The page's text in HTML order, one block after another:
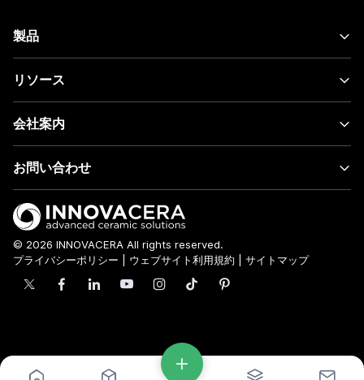
製品
リソース
会社案内
お問い合わせ
© 2026 INNOVACERA All rights reserved.
プライバシーポリシー
ウェブサイト利用規約 サイトマップ